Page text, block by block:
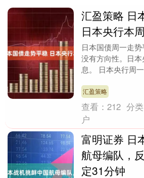
汇盈策略 日
日本央行本
日本国债周一走
没有方向性。日
息。 日本央行周
新高汇盈策略 ，....
汇盈策略
查看：212 分
户
富明证券 日
航母编队，
定31分钟